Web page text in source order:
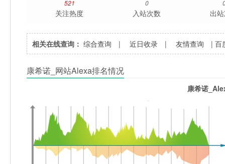
521
关注热度
0
入站次数 出
相关在线查询： 综合查询 |近日收录 |友情查询 |百
康希诺_网站Alexa排名情况
康希诺